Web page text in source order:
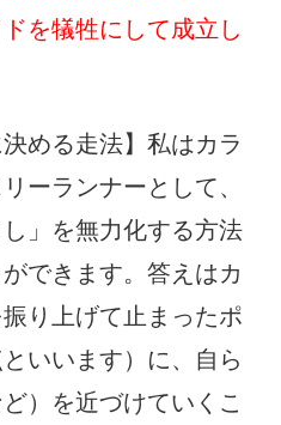
を犠牲にして成立し
める走法】私はカラ
ーランナーとして、
」を無力化する方法
できます。答えはカ
り上げて止まったポ
いいます）に、自ら
）を近づけていくこ